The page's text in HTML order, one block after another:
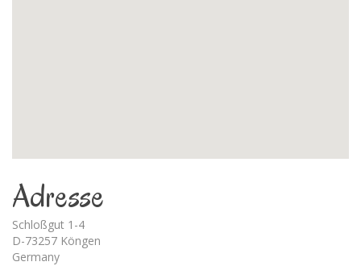
Adresse
Schloßgut 1-4
D-73257 Köngen
Germany